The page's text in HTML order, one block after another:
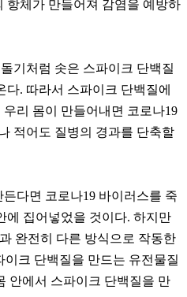
항체가 만들어져 감염을 예방하
기처럼 솟은 스파이크 단백질
. 따라서 스파이크 단백질에
리 몸이 만들어내면 코로나19
적어도 질병의 경과를 단축할
다면 코로나19 바이러스를 죽
에 집어넣었을 것이다. 하지만
완전히 다른 방식으로 작동한
크 단백질을 만드는 유전물질
안에서 스파이크 단백질을 만